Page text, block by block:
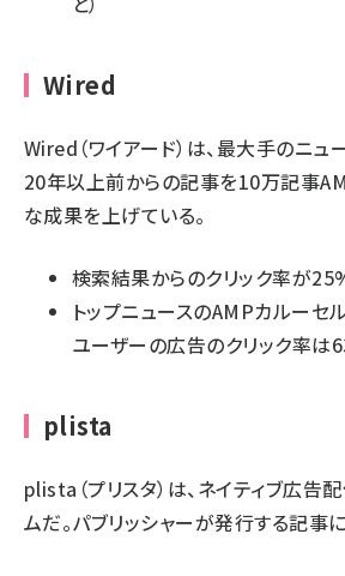
Wired
Wired（ワイアード）は、最大手のニュ
20年以上前からの記事を10万記事
な成果を上げている。
検索結果からのクリック率が
トップニュースのAMPカルーセ
ユーザーの広告のクリック率は
plista
plista（プリスタ）は、ネイティブ広告
ムだ。パブリッシャーが発行する記事